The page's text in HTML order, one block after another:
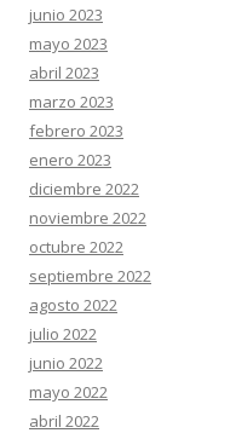
junio 2023
mayo 2023
abril 2023
marzo 2023
febrero 2023
enero 2023
diciembre 2022
noviembre 2022
octubre 2022
septiembre 2022
agosto 2022
julio 2022
junio 2022
mayo 2022
abril 2022